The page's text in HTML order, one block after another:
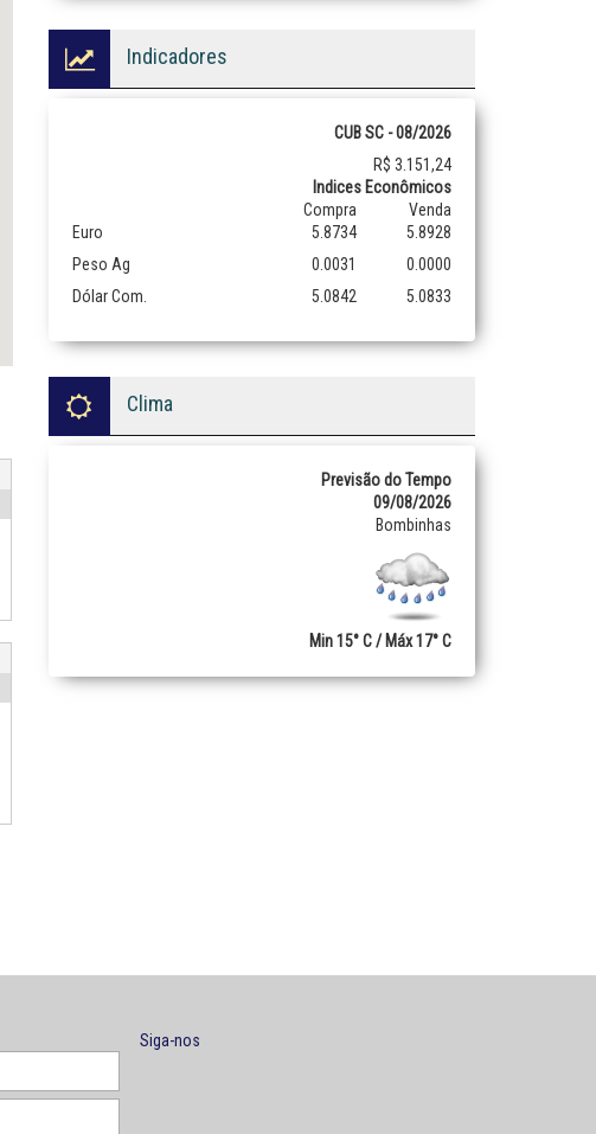
Indicadores
CUB SC - 08/2026
R$ 3.151,24
Indices Econômicos
Compra
Venda
Euro
5.8734
5.8928
Peso Ag
0.0031
0.0000
Dólar Com.
5.0842 5.0833
Clima
Previsão do Tempo
09/08/2026
Bombinhas
Min 15° C / Máx 17° C
Siga-nos